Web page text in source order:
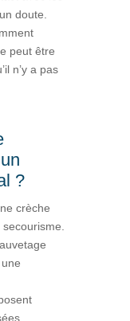
doute.
peut être
n’y a pas
?
crèche